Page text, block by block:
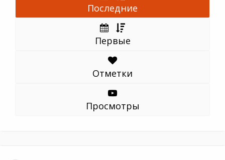
Последние
Первые
Отметки
Просмотры